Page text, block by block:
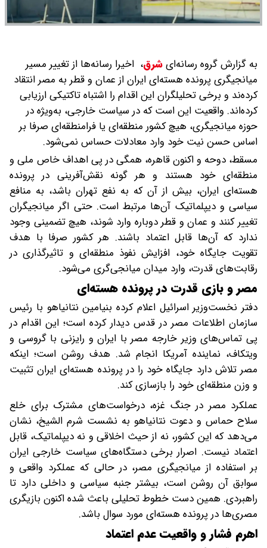
به گزارش گروه رسانه‌ایشرق، اخیرا رسانه‌ها از تغییر مسیر
میانجیگری پرونده هسته‌ای ایران از عمان و قطر به مصر انتقاد
کرده‌ند و برخی تحلیلگران این اقدام را اشتباه تاکتیکی ارزیابی
کرده‌اند. واقعیت این است که در سیاست خارجی، به‌ویژه در
حوزه میانجیگری، هیچ کشور منطقه‌ای یا فرامنطقه‌ای صرفا بر
اساس حسن نیت خود وارد معادلات حساس نمی‌شود.
مسقط، دوحه و اکنون قاهره، همگی در پی اهداف خاص ملی و
منطقه‌ای خود هستند و هر گونه نقش‌آفرینی در پرونده
هسته‌ای ایران، بیش از آن که به نفع تهران باشد، به منافع
سیاسی و دیپلماتیک آن‌ها مرتبط است. حتی اگر میانجیگران
تغییر کنند و عمان و قطر دوباره وارد شوند، هیچ تضمینی وجود
ندارد که آن‌ها قابل اعتماد باشند. هر کشور صرفا با هدف
تقویت جایگاه خود، افزایش نفوذ منطقه‌ای و تاثیرگذاری در
رقابت‌های قدرت، وارد میدان میانجی‌گری می‌شود.
مصر و بازی قدرت در پرونده هسته‌ای
دفتر نخست‌وزیر اسرائیل اعلام کرده بنیامین نتانیاهو با رئیس
سازمان اطلاعات مصر در قدس دیدار کرده است؛ این اقدام در
پی تماس‌های وزیر خارجه مصر با ایران و رایزنی با گروسی و
ویتکاف، نماینده آمریکا انجام شد. هدف روشن است؛ اینکه
مصر تلاش دارد جایگاه خود را در پرونده هسته‌ای ایران تثبیت
و وزن منطقه‌ای خود را بازسازی کند.
عملکرد مصر در جنگ غزه، درخواست‌های مشترک برای خلع
سلاح حماس و دعوت نتانیاهو به نشست شرم الشیخ، نشان
می‌دهد که این کشور، نه از حیث اخلاقی و نه دیپلماتیک، قابل
اعتماد نیست. اصرار برخی دستگاه‌های سیاست خارجی ایران
بر استفاده از میانجیگری مصر، در حالی که عملکرد واقعی و
سوابق آن روشن است، بیشتر جنبه سیاسی و داخلی دارد تا
راهبردی. همین دست خطوط تحلیلی باعث شده اکنون بازیگری
مصری‌ها در پرونده هسته‌ای مورد سوال باشد.
اهرم فشار و واقعیت عدم اعتماد